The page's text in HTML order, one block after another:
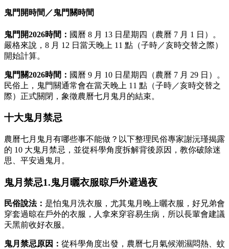
鬼門開時間／鬼門關時間
鬼門開2026時間： 國曆 8 月 13 日星期四（農曆 7 月 1 日）。
嚴格來說，8 月 12 日當天晚上 11 點（子時／亥時交替之際）
開始計算。
鬼門關2026時間： 國曆 9 月 10 日星期四（農曆 7 月 29 日）。
民俗上，鬼門關通常會在當天晚上 11 點（子時／亥時交替之
際）正式關閉，象徵農曆七月鬼月的結束。
十大鬼月禁忌
農曆七月鬼月有哪些事不能做？以下整理民俗專家謝沅瑾揭露
的 10 大鬼月禁忌，並從科學角度拆解背後原因，教你破除迷
思、平安過鬼月。
鬼月禁忌1.鬼月曬衣服晾戶外避過夜
民俗說法： 是怕鬼月洗衣服，尤其鬼月晚上曬衣服，好兄弟會
穿套過晾在戶外的衣服，人拿來穿容易生病，所以長輩會建議
天黑前收好衣服。
鬼月禁忌原因： 從科學角度出發，農曆七月氣候潮濕悶熱、蚊